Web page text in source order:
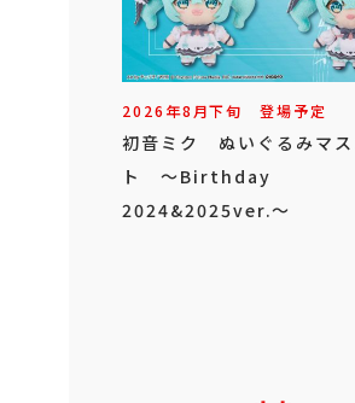
2026年8月下旬 登場予定
初音ミク ぬいぐるみマス
ト ～Birthday
2024&2025ver.～